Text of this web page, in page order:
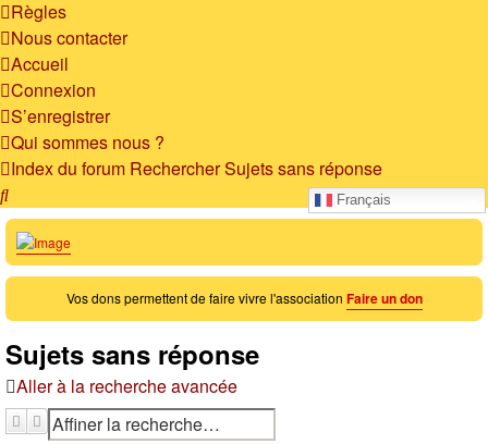
Règles
Nous contacter
Accueil
Connexion
S’enregistrer
Qui sommes nous ?
Index du forum RechercherSujets sans réponse
Français
Rechercher
Vos dons permettent de faire vivre l'association Faire un don
Sujets sans réponse
Aller à la recherche avancée
Rechercher
Recherche avancée